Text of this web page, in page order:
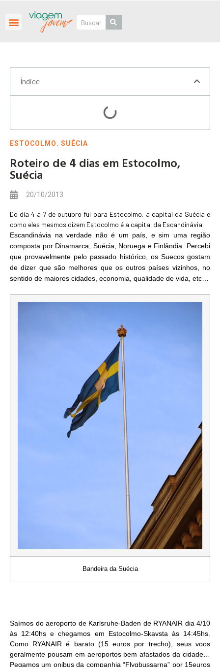
Índice
ESTOCOLMO, SUÉCIA
Roteiro de 4 dias em Estocolmo,
Suécia
20/10/2013
Do dia 4 a 7 de outubro fui para Estocolmo, a capital da Suécia e
como eles mesmos dizem Estocolmo é a capital da Escandinávia.
Escandinávia na verdade não é um país, e sim uma região
composta por Dinamarca, Suécia, Noruega e Finlândia. Percebi
que provavelmente pelo passado histórico, os Suecos gostam
de dizer que são melhores que os outros países vizinhos, no
sentido de maiores cidades, economia, qualidade de vida, etc…
Bandeira da Suécia
Saímos do aeroporto de Karlsruhe-Baden de RYANAIR dia 4/10
às 12:40hs e chegamos em Estocolmo-Skavsta às 14:45hs.
Como RYANAIR é barato (15 euros por trecho), seus voos
geralmente pousam em aeroportos bem afastados da cidade…
Pegamos um onibus da companhia “Flygbussarna” por 15euros